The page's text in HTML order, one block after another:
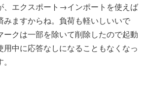
、エクスポート→インポートを使えば
みますからね。負荷も軽いしいいで
ークは一部を除いて削除したので起動
用中に応答なしになることもなくなっ